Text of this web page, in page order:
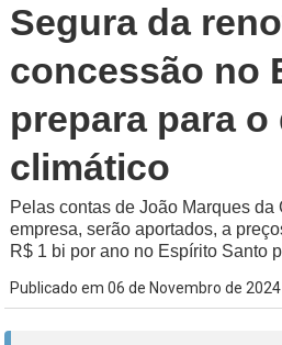
Segura da
concessão no
prepara para o
climático
Pelas contas de João Marques da
empresa, serão aportados, a
R$ 1 bi por ano no Espírito Santo
Publicado em 06 de Novembro de